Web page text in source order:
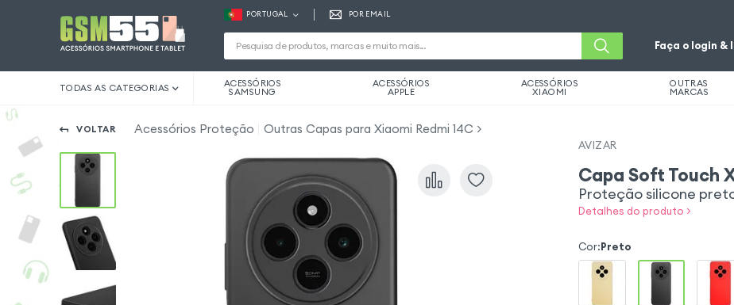
PORTUGAL POR EMAIL
Faça o login
TODAS AS CATEGORIAS ACESSÓRIOS
SAMSUNG
ACESSÓRIOS
APPLE
ACESSÓRIOS
XIAOMI
OUTRAS
MARCAS
VOLTAR Acessórios Proteção Outras Capas para Xiaomi Redmi 14C
AVIZAR
Capa Soft Touch
Proteção silicone
Detalhes do produto >
Cor:Preto